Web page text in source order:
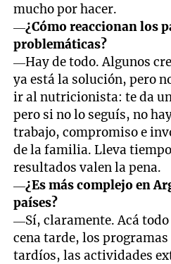
mucho por hacer.
—¿Cómo reaccionan los
problemáticas?
—Hay de todo. Algunos
ya está la solución, pero
ir al nutricionista: te da
pero si no lo seguís, no
trabajo, compromiso e
de la familia. Lleva
resultados valen la pena.
—¿Es más complejo en
países?
—Sí, claramente. Acá
cena tarde, los
tardíos, las actividades